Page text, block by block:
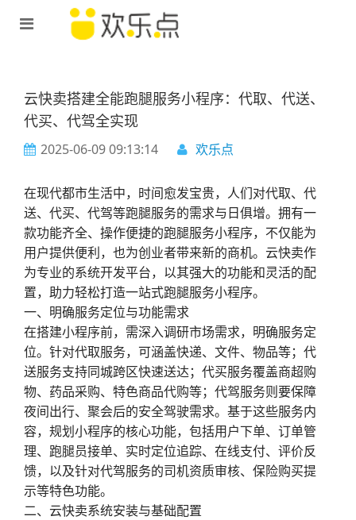
云快卖搭建全能跑腿服务小程序：代取、代送、
代买、代驾全实现​
2025-06-09 09:13:14 欢乐点
在现代都市生活中，时间愈发宝贵，人们对代取、代
送、代买、代驾等跑腿服务的需求与日俱增。拥有一
款功能齐全、操作便捷的跑腿服务小程序，不仅能为
用户提供便利，也为创业者带来新的商机。云快卖作
为专业的系统开发平台，以其强大的功能和灵活的配
置，助力轻松打造一站式跑腿服务小程序。
一、明确服务定位与功能需求
在搭建小程序前，需深入调研市场需求，明确服务定
位。针对代取服务，可涵盖快递、文件、物品等；代
送服务支持同城跨区快速送达；代买服务覆盖商超购
物、药品采购、特色商品代购等；代驾服务则要保障
夜间出行、聚会后的安全驾驶需求。基于这些服务内
容，规划小程序的核心功能，包括用户下单、订单管
理、跑腿员接单、实时定位追踪、在线支付、评价反
馈，以及针对代驾服务的司机资质审核、保险购买提
示等特色功能。
二、云快卖系统安装与基础配置